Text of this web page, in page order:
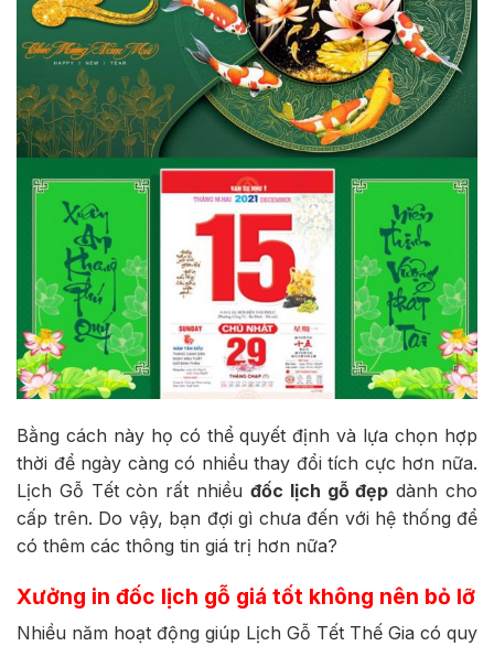
Bằng cách này họ có thể quyết định và lựa chọn hợp
thời để ngày càng có nhiều thay đổi tích cực hơn nữa.
Lịch Gỗ Tết còn rất nhiều đốc lịch gỗ đẹp dành cho
cấp trên. Do vậy, bạn đợi gì chưa đến với hệ thống để
có thêm các thông tin giá trị hơn nữa?
Xưởng in đốc lịch gỗ giá tốt không nên bỏ lỡ
Nhiều năm hoạt động giúp Lịch Gỗ Tết Thế Gia có quy